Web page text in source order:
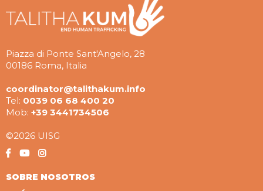
Piazza di Ponte Sant'Angelo, 28
00186 Roma, Italia
coordinator@talithakum.info
Tel: 0039 06 68 400 20
Mob: +39 3441734506
©2026 UISG
SOBRE NOSOTROS